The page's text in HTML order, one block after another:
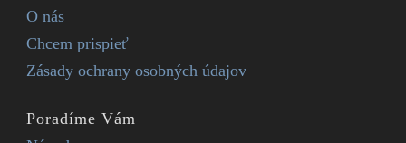
O nás
Chcem prispieť
Zásady ochrany osobných údajov
Poradíme Vám